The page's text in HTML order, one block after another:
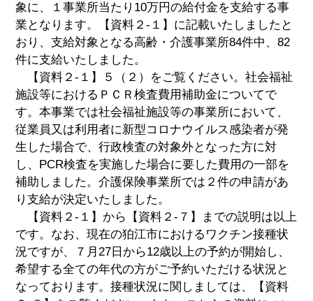
象に、１事業所当たり10万円の給付金を支給する事
業となります。【資料２-１】に記載いたしましたと
おり、支給対象となる高齢・介護事業所84件中、82
件に支給いたしました。
【資料２-１】５（２）をご覧ください。社会福祉
施設等におけるＰＣＲ検査費用補助金についてで
す。本事業では社会福祉施設等の事業所において、
従業員又は利用者に新型コロナウイルス感染者が発
生した場合で、行政検査の対象外となった方に対
し、PCR検査を実施した場合に要した費用の一部を
補助しました。介護保険事業所では２件の申請があ
り支給が決定いたしました。
【資料２-１】から【資料２-７】までの説明は以上
です。なお、現在の狛江市におけるワクチン接種状
況ですが、７月27日から12歳以上の予約が開始し、
希望する全ての年代の方がご予約いただける状況と
なっております。接種状況に関しましては、【資料